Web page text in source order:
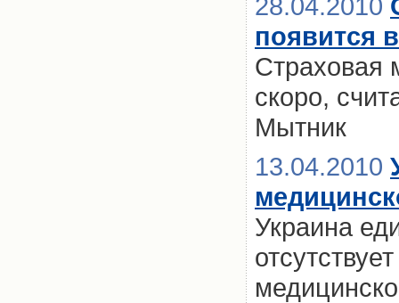
появится
Страховая
скоро,
Мытник
13.04.2010
Украина